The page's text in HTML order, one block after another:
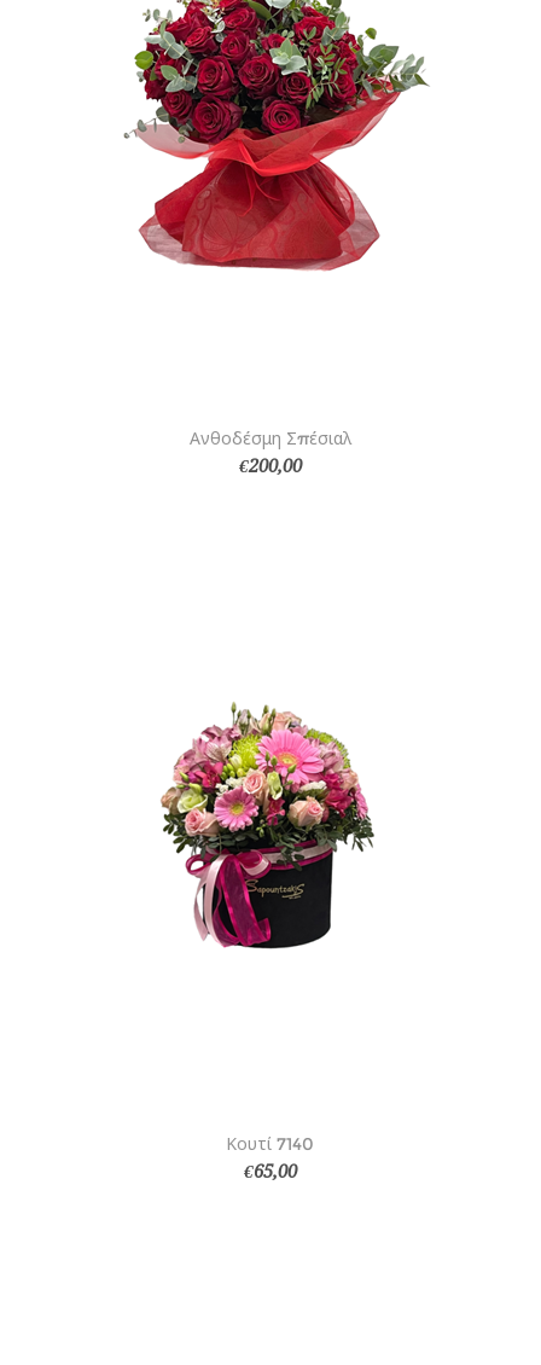
Ανθοδέσμη Σπέσιαλ
€200,00
Κουτί 7140
€65,00